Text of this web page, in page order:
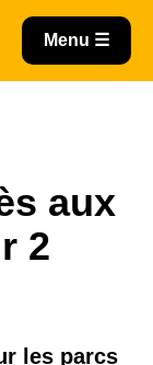
aux
2
les parcs